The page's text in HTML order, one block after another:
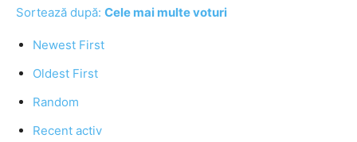
Sortează după: Cele mai multe voturi
Newest First
Oldest First
Random
Recent activ